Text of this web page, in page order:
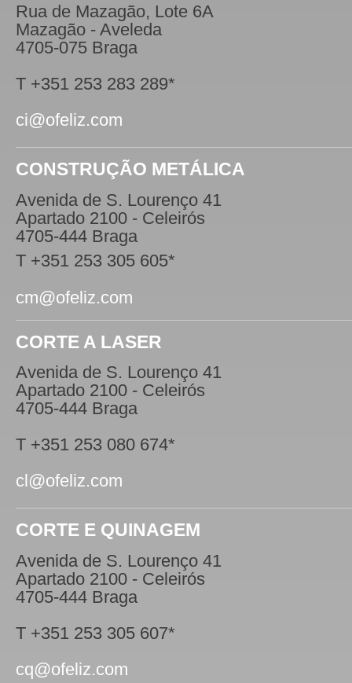
Rua de Mazagão, Lote 6A
Mazagão - Aveleda
4705-075 Braga
T +351 253 283 289*
ci@ofeliz.com
CONSTRUÇÃO METÁLICA
Avenida de S. Lourenço 41
Apartado 2100 - Celeirós
4705-444 Braga
T +351 253 305 605*
cm@ofeliz.com
CORTE A LASER
Avenida de S. Lourenço 41
Apartado 2100 - Celeirós
4705-444 Braga
T +351 253 080 674*
cl@ofeliz.com
CORTE E QUINAGEM
Avenida de S. Lourenço 41
Apartado 2100 - Celeirós
4705-444 Braga
T +351 253 305 607*
cq@ofeliz.com